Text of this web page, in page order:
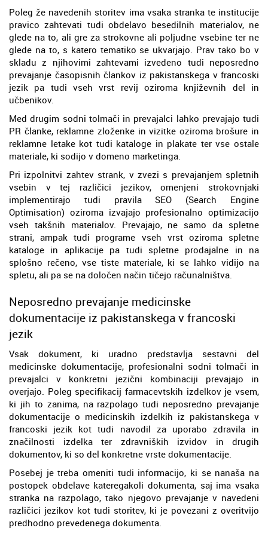
Poleg že navedenih storitev ima vsaka stranka te institucije
pravico zahtevati tudi obdelavo besedilnih materialov, ne
glede na to, ali gre za strokovne ali poljudne vsebine ter ne
glede na to, s katero tematiko se ukvarjajo. Prav tako bo v
skladu z njihovimi zahtevami izvedeno tudi neposredno
prevajanje časopisnih člankov iz pakistanskega v francoski
jezik pa tudi vseh vrst revij oziroma književnih del in
učbenikov.
Med drugim sodni tolmači in prevajalci lahko prevajajo tudi
PR članke, reklamne zloženke in vizitke oziroma brošure in
reklamne letake kot tudi kataloge in plakate ter vse ostale
materiale, ki sodijo v domeno marketinga.
Pri izpolnitvi zahtev strank, v zvezi s prevajanjem spletnih
vsebin v tej različici jezikov, omenjeni strokovnjaki
implementirajo tudi pravila SEO (Search Engine
Optimisation) oziroma izvajajo profesionalno optimizacijo
vseh takšnih materialov. Prevajajo, ne samo da spletne
strani, ampak tudi programe vseh vrst oziroma spletne
kataloge in aplikacije pa tudi spletne prodajalne in na
splošno rečeno, vse tiste materiale, ki se lahko vidijo na
spletu, ali pa se na določen način tičejo računalništva.
Neposredno prevajanje medicinske
dokumentacije iz pakistanskega v francoski
jezik
Vsak dokument, ki uradno predstavlja sestavni del
medicinske dokumentacije, profesionalni sodni tolmači in
prevajalci v konkretni jezični kombinaciji prevajajo in
overjajo. Poleg specifikacij farmacevtskih izdelkov je vsem,
ki jih to zanima, na razpolago tudi neposredno prevajanje
dokumentacije o medicinskih izdelkih iz pakistanskega v
francoski jezik kot tudi navodil za uporabo zdravila in
značilnosti izdelka ter zdravniških izvidov in drugih
dokumentov, ki so del konkretne vrste dokumentacije.
Posebej je treba omeniti tudi informacijo, ki se nanaša na
postopek obdelave kateregakoli dokumenta, saj ima vsaka
stranka na razpolago, tako njegovo prevajanje v navedeni
različici jezikov kot tudi storitev, ki je povezani z overitvijo
predhodno prevedenega dokumenta.